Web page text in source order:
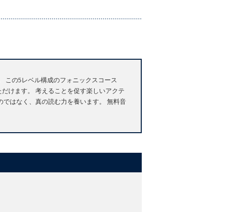
この5レベル構成のフォニックスコース
けます。 考えることを促す楽しいアクテ
はなく、真の読む力を養います。 無料音